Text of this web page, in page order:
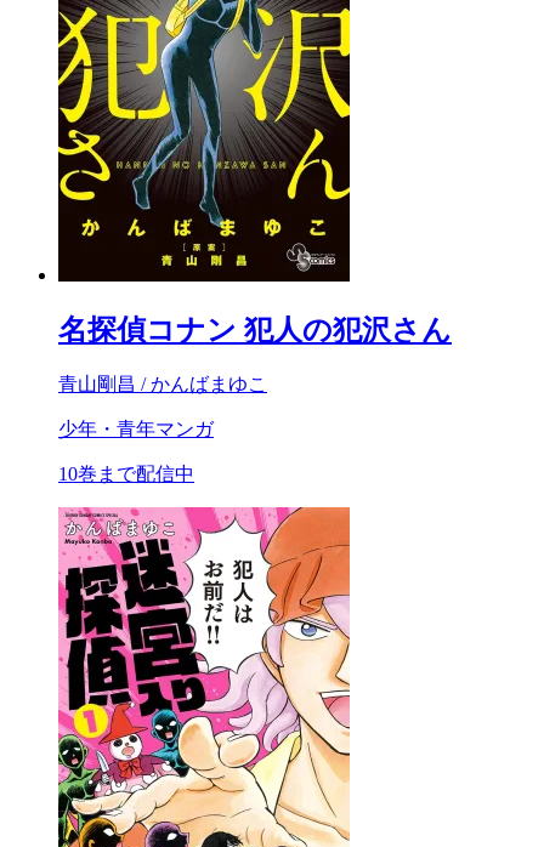
名探偵コナン 犯人の犯沢さん
青山剛昌 / かんばまゆこ
少年・青年マンガ
10巻まで配信中